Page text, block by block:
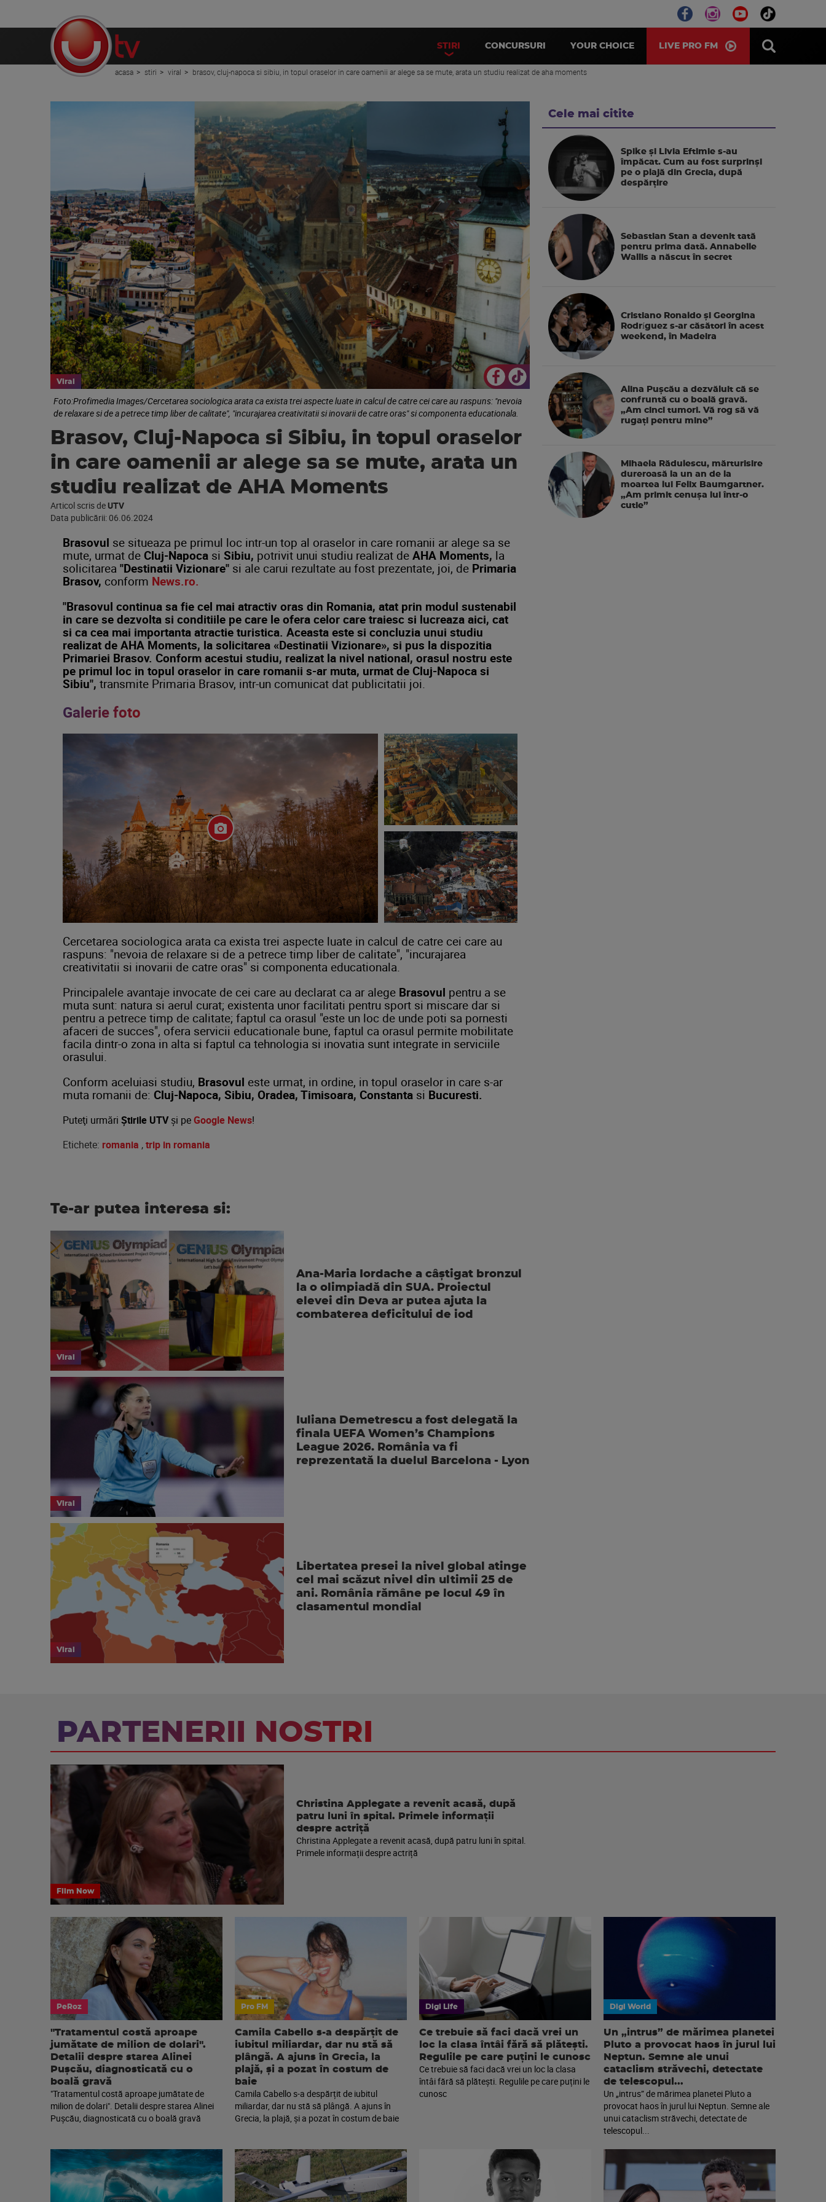
STIRI CONCURSURI YOUR CHOICE LIVE PRO FM
acasa stiri viral brasov, cluj-napoca si sibiu, in topul oraselor in care oamenii ar alege sa se mute, arata un studiu realizat de aha moments
Viral
Foto:Profimedia Images/Cercetarea sociologica arata ca exista trei aspecte luate in calcul de catre cei care au raspuns: "nevoia
de relaxare si de a petrece timp liber de calitate", "incurajarea creativitatii si inovarii de catre oras" si componenta educationala.
Brasov, Cluj-Napoca si Sibiu, in topul oraselor
in care oamenii ar alege sa se mute, arata un
studiu realizat de AHA Moments
Articol scris de UTV
Data publicării: 06.06.2024
Brasovul se situeaza pe primul loc intr-un top al oraselor in care romanii ar alege sa se
mute, urmat de Cluj-Napoca si Sibiu, potrivit unui studiu realizat de AHA Moments, la
solicitarea "Destinatii Vizionare" si ale carui rezultate au fost prezentate, joi, de Primaria
Brasov, conform News.ro.
"Brasovul continua sa fie cel mai atractiv oras din Romania, atat prin modul sustenabil
in care se dezvolta si conditiile pe care le ofera celor care traiesc si lucreaza aici, cat
si ca cea mai importanta atractie turistica. Aceasta este si concluzia unui studiu
realizat de AHA Moments, la solicitarea «Destinatii Vizionare», si pus la dispozitia
Primariei Brasov. Conform acestui studiu, realizat la nivel national, orasul nostru este
pe primul loc in topul oraselor in care romanii s-ar muta, urmat de Cluj-Napoca si
Sibiu", transmite Primaria Brasov, intr-un comunicat dat publicitatii joi.
Galerie foto
Cercetarea sociologica arata ca exista trei aspecte luate in calcul de catre cei care au
raspuns: "nevoia de relaxare si de a petrece timp liber de calitate", "incurajarea
creativitatii si inovarii de catre oras" si componenta educationala.
Principalele avantaje invocate de cei care au declarat ca ar alege Brasovul pentru a se
muta sunt: natura si aerul curat; existenta unor facilitati pentru sport si miscare dar si
pentru a petrece timp de calitate; faptul ca orasul "este un loc de unde poti sa pornesti
afaceri de succes", ofera servicii educationale bune, faptul ca orasul permite mobilitate
facila dintr-o zona in alta si faptul ca tehnologia si inovatia sunt integrate in serviciile
orasului.
Conform aceluiasi studiu, Brasovul este urmat, in ordine, in topul oraselor in care s-ar
muta romanii de: Cluj-Napoca, Sibiu, Oradea, Timisoara, Constanta si Bucuresti.
Puteţi urmări Știrile UTVşi peGoogle News!
Etichete: romania ,trip in romania
Cele mai citite
Spike și Livia Eftimie s-au
împăcat. Cum au fost surprinși
pe o plajă din Grecia, după
despărțire
Sebastian Stan a devenit tată
pentru prima dată. Annabelle
Wallis a născut în secret
Cristiano Ronaldo și Georgina
Rodríguez s-ar căsători în acest
weekend, în Madeira
Alina Pușcău a dezvăluit că se
confruntă cu o boală gravă.
„Am cinci tumori. Vă rog să vă
rugați pentru mine”
Mihaela Rădulescu, mărturisire
dureroasă la un an de la
moartea lui Felix Baumgartner.
„Am primit cenușa lui într-o
cutie”
Te-ar putea interesa si:
Viral
Ana-Maria Iordache a câștigat bronzul
la o olimpiadă din SUA. Proiectul
elevei din Deva ar putea ajuta la
combaterea deficitului de iod
Viral
Iuliana Demetrescu a fost delegată la
finala UEFA Women’s Champions
League 2026. România va fi
reprezentată la duelul Barcelona - Lyon
Viral
Libertatea presei la nivel global atinge
cel mai scăzut nivel din ultimii 25 de
ani. România rămâne pe locul 49 în
clasamentul mondial
PARTENERII NOSTRI
Film Now
Christina Applegate a revenit acasă, după
patru luni în spital. Primele informații
despre actriță
Christina Applegate a revenit acasă, după patru luni în spital.
Primele informații despre actriță
PeRoz
"Tratamentul costă aproape
jumătate de milion de dolari".
Detalii despre starea Alinei
Pușcău, diagnosticată cu o
boală gravă
"Tratamentul costă aproape jumătate de
milion de dolari". Detalii despre starea Alinei
Pușcău, diagnosticată cu o boală gravă
Pro FM
Camila Cabello s-a despărțit de
iubitul miliardar, dar nu stă să
plângă. A ajuns în Grecia, la
plajă, și a pozat în costum de
baie
Camila Cabello s-a despărțit de iubitul
miliardar, dar nu stă să plângă. A ajuns în
Grecia, la plajă, și a pozat în costum de baie
Digi Life
Ce trebuie să faci dacă vrei un
loc la clasa întâi fără să plătești.
Regulile pe care puțini le cunosc
Ce trebuie să faci dacă vrei un loc la clasa
întâi fără să plătești. Regulile pe care puțini le
cunosc
Digi World
Un „intrus” de mărimea planetei
Pluto a provocat haos în jurul lui
Neptun. Semne ale unui
cataclism străvechi, detectate
de telescopul...
Un „intrus” de mărimea planetei Pluto a
provocat haos în jurul lui Neptun. Semne ale
unui cataclism străvechi, detectate de
telescopul...